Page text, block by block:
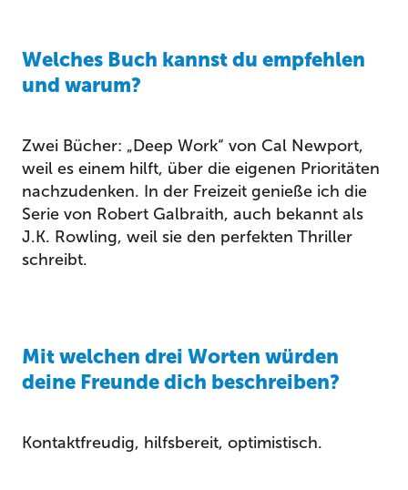
Welches Buch kannst du empfehlen
und warum?
Zwei Bücher: „Deep Work“ von Cal Newport,
weil es einem hilft, über die eigenen Prioritäten
nachzudenken. In der Freizeit genieße ich die
Serie von Robert Galbraith, auch bekannt als
J.K. Rowling, weil sie den perfekten Thriller
schreibt.
Mit welchen drei Worten würden
deine Freunde dich beschreiben?
Kontaktfreudig, hilfsbereit, optimistisch.